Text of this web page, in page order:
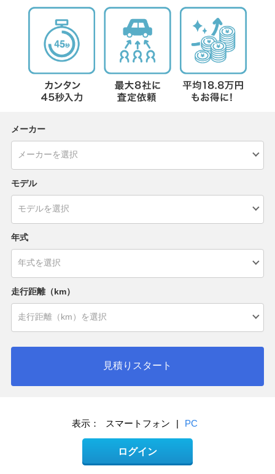
メーカー
モデル
年式
走行距離（km）
見積りスタート
表示： スマートフォン | PC
ログイン